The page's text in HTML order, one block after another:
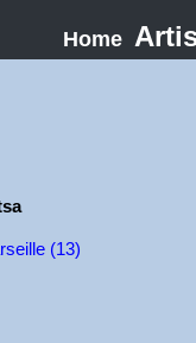
Home
(13)